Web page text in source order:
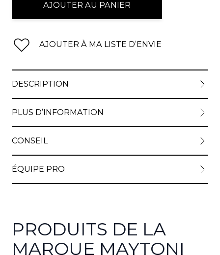
AJOUTER AU PANIER
AJOUTER À MA LISTE D’ENVIE
DESCRIPTION
PLUS D’INFORMATION
CONSEIL
ÉQUIPE PRO
PRODUITS DE LA
MARQUE MAYTONI